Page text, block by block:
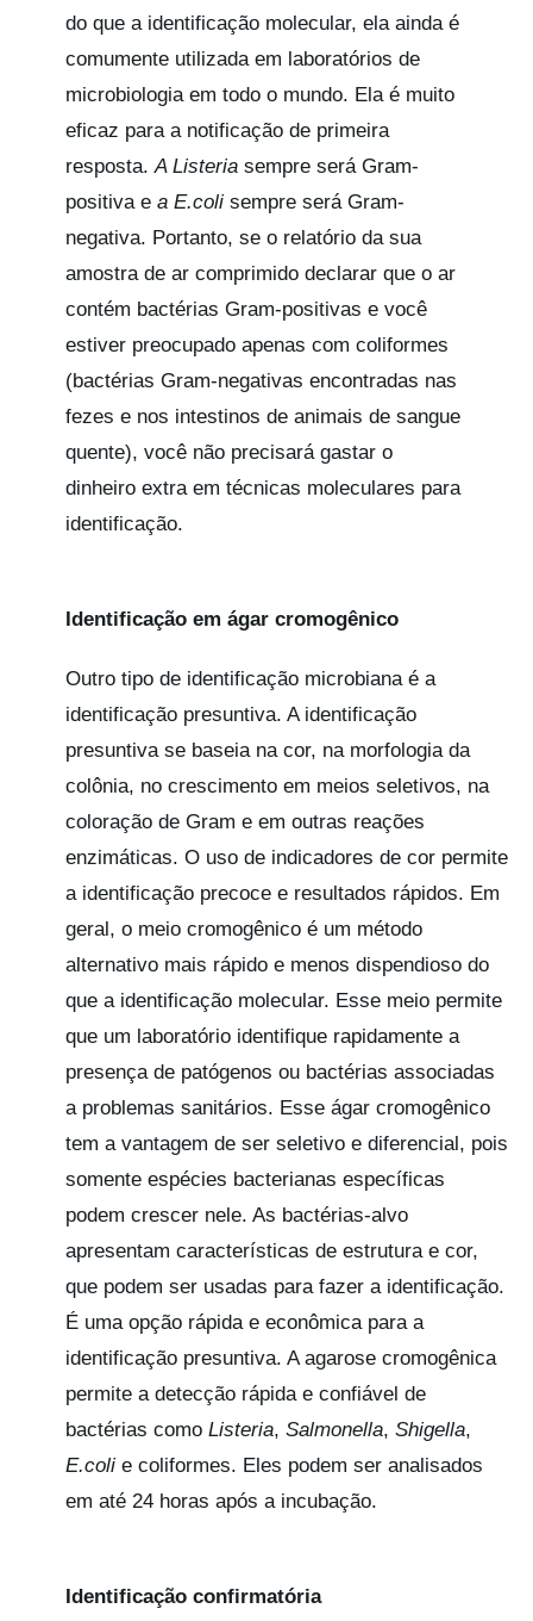
do que a identificação molecular, ela ainda é
comumente utilizada em laboratórios de
microbiologia em todo o mundo. Ela é muito
eficaz para a notificação de primeira
resposta. A Listeria sempre será Gram-
positiva e a E.colisempre será Gram-
negativa. Portanto, se o relatório da sua
amostra de ar comprimido declarar que o ar
contém bactérias Gram-positivas e você
estiver preocupado apenas com coliformes
(bactérias Gram-negativas encontradas nas
fezes e nos intestinos de animais de sangue
quente), você não precisará gastar o
dinheiro extra em técnicas moleculares para
identificação.
Identificação em ágar cromogênico
Outro tipo de identificação microbiana é a
identificação presuntiva. A identificação
presuntiva se baseia na cor, na morfologia da
colônia, no crescimento em meios seletivos, na
coloração de Gram e em outras reações
enzimáticas. O uso de indicadores de cor permite
a identificação precoce e resultados rápidos. Em
geral, o meio cromogênico é um método
alternativo mais rápido e menos dispendioso do
que a identificação molecular. Esse meio permite
que um laboratório identifique rapidamente a
presença de patógenos ou bactérias associadas
a problemas sanitários. Esse ágar cromogênico
tem a vantagem de ser seletivo e diferencial, pois
somente espécies bacterianas específicas
podem crescer nele. As bactérias-alvo
apresentam características de estrutura e cor,
que podem ser usadas para fazer a identificação.
É uma opção rápida e econômica para a
identificação presuntiva. A agarose cromogênica
permite a detecção rápida e confiável de
bactérias como Listeria, Salmonella, Shigella,
E.colie coliformes. Eles podem ser analisados
em até 24 horas após a incubação.
Identificação confirmatória